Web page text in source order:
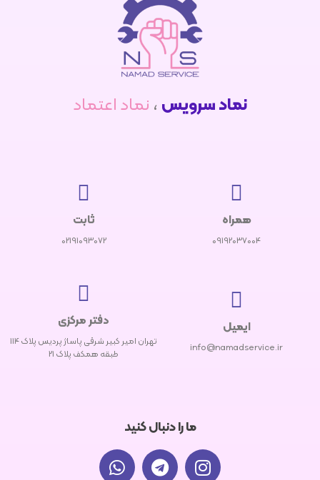
نماد سرویس ، نماد اعتماد
همراه
09192037004
ثابت
02191093072
ایمیل
info@namadservice.ir
دفتر مرکزی
تهران امیر کبیر شرقی پاساژ پردیس پلاک 114
طبقه همکف پلاک 21
ما را دنبال کنید